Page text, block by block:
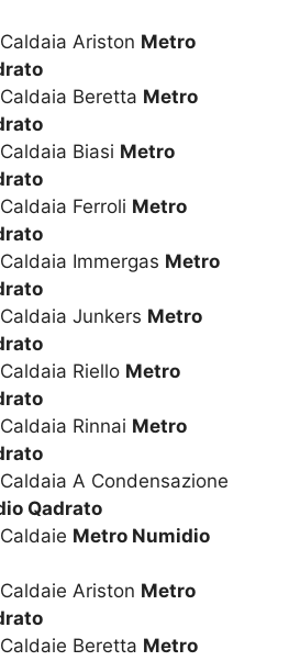
Ariston Metro
Beretta Metro
Biasi Metro
Ferroli Metro
Immergas Metro
Junkers Metro
Riello Metro
Rinnai Metro
A Condensazione
Qadrato
Metro Numidio
Ariston Metro
Beretta Metro